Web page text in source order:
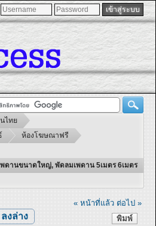
ไทย
ห้องโฆษณาฟรี
พดานขนาดใหญ่, พัดลมเพดาน 5เมตร 6เมตร
« หน้าที่แล้ว ต่อไป »
พิมพ์
ลงล่าง